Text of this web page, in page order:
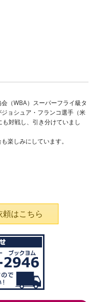
（WBA）スーパーフライ級タ
ョシュア・フランコ選手（米
対戦し、引き分けていまし
楽しみにしています。
はこちら